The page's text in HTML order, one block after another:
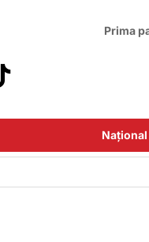
Prima
Național